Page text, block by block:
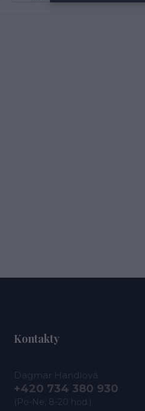
Kontakty
Dagmar Handlová
+420 734 380 930
(Po-Ne, 8-20 hod.)